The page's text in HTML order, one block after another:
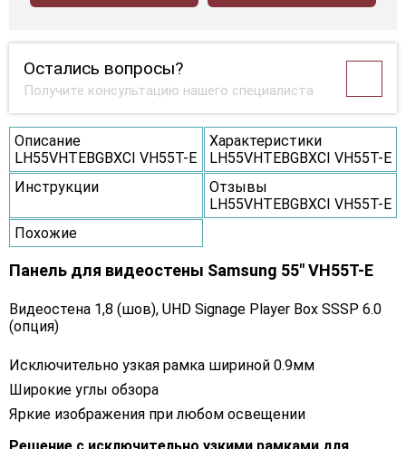
Остались вопросы?
Получите консультацию нашего специалиста
Описание
LH55VHTEBGBXCI VH55T-E
Характеристики
LH55VHTEBGBXCI VH55T-E
Инструкции
Отзывы
LH55VHTEBGBXCI VH55T-E
Похожие
Панель для видеостены Samsung 55" VH55T-E
Видеостена 1,8 (шов), UHD Signage Player Box SSSP 6.0
(опция)
Исключительно узкая рамка шириной 0.9мм
Широкие углы обзора
Яркие изображения при любом освещении